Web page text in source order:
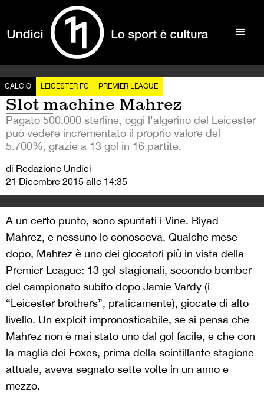
CALCIO LEICESTER FC PREMIER LEAGUE
Slot machine Mahrez
Pagato 500.000 sterline, oggi l'algerino del Leicester
può vedere incrementato il proprio valore del
5.700%, grazie a 13 gol in 16 partite.
di Redazione Undici
21 Dicembre 2015 alle 14:35
A un certo punto, sono spuntati i Vine. Riyad
Mahrez, e nessuno lo conosceva. Qualche mese
dopo, Mahrez è uno dei giocatori più in vista della
Premier League: 13 gol stagionali, secondo bomber
del campionato subito dopo Jamie Vardy (i
“Leicester brothers”, praticamente), giocate di alto
livello. Un exploit impronosticabile, se si pensa che
Mahrez non è mai stato uno dal gol facile, e che con
la maglia dei Foxes, prima della scintillante stagione
attuale, aveva segnato sette volte in un anno e
mezzo.